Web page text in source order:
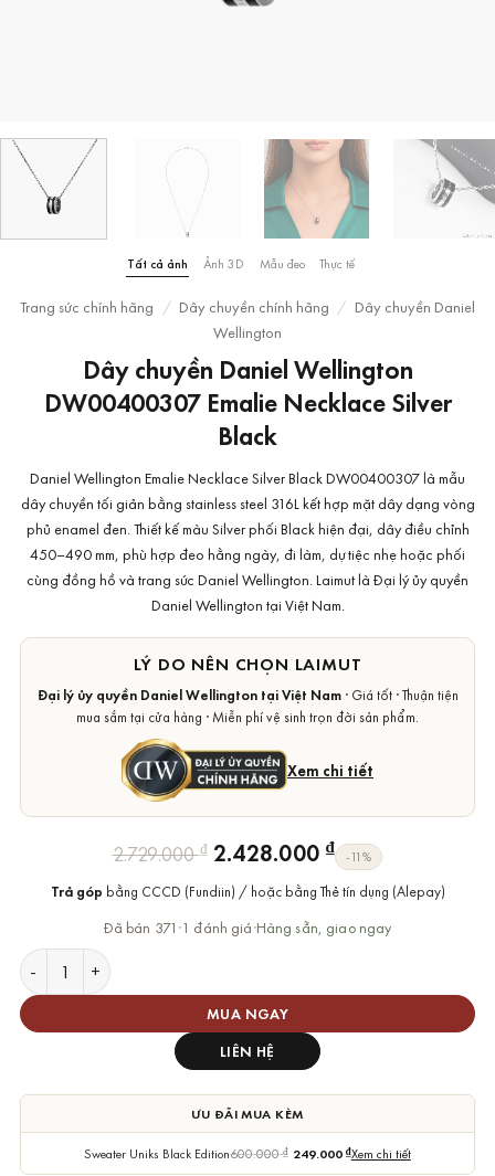
Tất cả ảnh Ảnh 3D Mẫu đeo Thực tế
Trang sức chính hãng / Dây chuyền chính hãng / Dây chuyền Daniel
Wellington
Dây chuyền Daniel Wellington
DW00400307 Emalie Necklace Silver
Black
Daniel Wellington Emalie Necklace Silver Black DW00400307 là mẫu
dây chuyền tối giản bằng stainless steel 316L kết hợp mặt dây dạng vòng
phủ enamel đen. Thiết kế màu Silver phối Black hiện đại, dây điều chỉnh
450–490 mm, phù hợp đeo hằng ngày, đi làm, dự tiệc nhẹ hoặc phối
cùng đồng hồ và trang sức Daniel Wellington. Laimut là Đại lý ủy quyền
Daniel Wellington tại Việt Nam.
LÝ DO NÊN CHỌN LAIMUT
Đại lý ủy quyền Daniel Wellington tại Việt Nam· Giá tốt · Thuận tiện
mua sắm tại cửa hàng · Miễn phí vệ sinh trọn đời sản phẩm.
Xem chi tiết
2.729.000₫ Giá
gốc
là:
2.729.000 ₫.
2.428.000 ₫
Giá
hiện
tại
là:
-11%
Trả góp bằng CCCD (Fundiin) / hoặc bằng Thẻ tín dụng (Alepay)
Đã bán 371 ·1 đánh giá·Hàng sẵn, giao ngay
Dây chuyền Daniel Wellington DW00400307 Emalie
MUA NGAY
LIÊN HỆ
ƯU ĐÃI MUA KÈM
Sweater Uniks Black Edition600.000₫ 249.000 ₫Xem chi tiết